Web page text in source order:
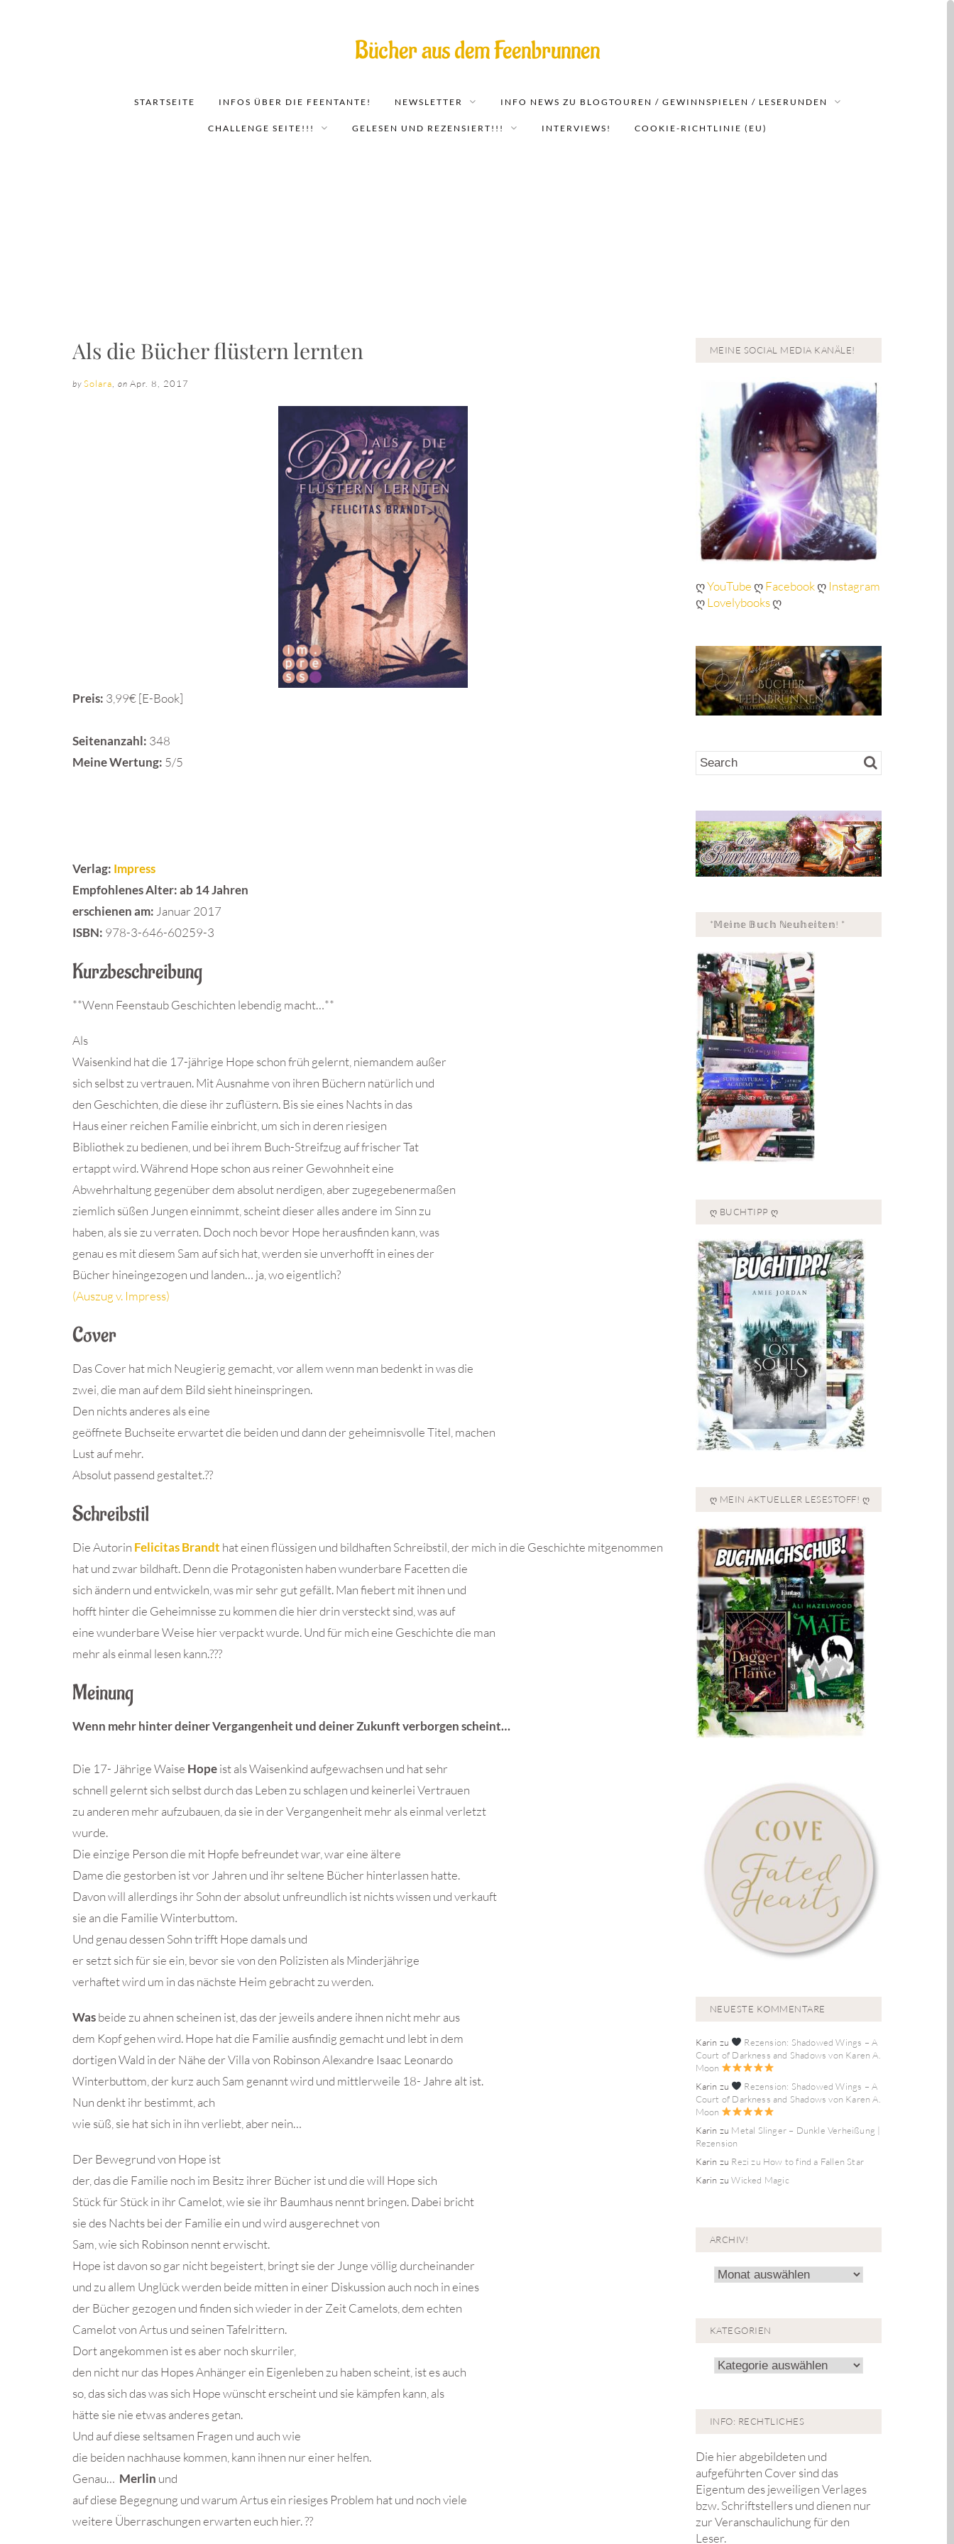
Bücher aus dem Feenbrunnen
STARTSEITE INFOS ÜBER DIE FEENTANTE! NEWSLETTER INFO NEWS ZU BLOGTOUREN / GEWINNSPIELEN / LESERUNDEN
CHALLENGE SEITE!!! GELESEN UND REZENSIERT!!! INTERVIEWS! COOKIE-RICHTLINIE (EU)
Als die Bücher flüstern lernten
by Solara on Apr. 8, 2017
Preis: 3,99€ [E-Book]
Seitenanzahl: 348
Meine Wertung: 5/5
Verlag: Impress
Empfohlenes Alter:ab 14 Jahren
erschienen am: Januar 2017
ISBN: 978-3-646-60259-3
Kurzbeschreibung
**Wenn Feenstaub Geschichten lebendig macht…**
Als
Waisenkind hat die 17-jährige Hope schon früh gelernt, niemandem außer
sich selbst zu vertrauen. Mit Ausnahme von ihren Büchern natürlich und
den Geschichten, die diese ihr zuflüstern. Bis sie eines Nachts in das
Haus einer reichen Familie einbricht, um sich in deren riesigen
Bibliothek zu bedienen, und bei ihrem Buch-Streifzug auf frischer Tat
ertappt wird. Während Hope schon aus reiner Gewohnheit eine
Abwehrhaltung gegenüber dem absolut nerdigen, aber zugegebenermaßen
ziemlich süßen Jungen einnimmt, scheint dieser alles andere im Sinn zu
haben, als sie zu verraten. Doch noch bevor Hope herausfinden kann, was
genau es mit diesem Sam auf sich hat, werden sie unverhofft in eines der
Bücher hineingezogen und landen… ja, wo eigentlich?
(Auszug v. Impress)
Cover
Das Cover hat mich Neugierig gemacht, vor allem wenn man bedenkt in was die
zwei, die man auf dem Bild sieht hineinspringen.
Den nichts anderes als eine
geöffnete Buchseite erwartet die beiden und dann der geheimnisvolle Titel, machen
Lust auf mehr.
Absolut passend gestaltet.??
Schreibstil
Die Autorin Felicitas Brandt hat einen flüssigen und bildhaften Schreibstil, der mich in die Geschichte mitgenommen
hat und zwar bildhaft. Denn die Protagonisten haben wunderbare Facetten die
sich ändern und entwickeln, was mir sehr gut gefällt. Man fiebert mit ihnen und
hofft hinter die Geheimnisse zu kommen die hier drin versteckt sind, was auf
eine wunderbare Weise hier verpackt wurde. Und für mich eine Geschichte die man
mehr als einmal lesen kann.???
Meinung
Wenn mehr hinter deiner Vergangenheit und deiner Zukunft verborgen scheint…
Die 17- Jährige Waise Hopeist als Waisenkind aufgewachsen und hat sehr
schnell gelernt sich selbst durch das Leben zu schlagen und keinerlei Vertrauen
zu anderen mehr aufzubauen, da sie in der Vergangenheit mehr als einmal verletzt
wurde.
Die einzige Person die mit Hopfe befreundet war, war eine ältere
Dame die gestorben ist vor Jahren und ihr seltene Bücher hinterlassen hatte.
Davon will allerdings ihr Sohn der absolut unfreundlich ist nichts wissen und verkauft
sie an die Familie Winterbuttom.
Und genau dessen Sohn trifft Hope damals und
er setzt sich für sie ein, bevor sie von den Polizisten als Minderjährige
verhaftet wird um in das nächste Heim gebracht zu werden.
Wasbeide zu ahnen scheinen ist, das der jeweils andere ihnen nicht mehr aus
dem Kopf gehen wird. Hope hat die Familie ausfindig gemacht und lebt in dem
dortigen Wald in der Nähe der Villa von Robinson Alexandre Isaac Leonardo
Winterbuttom, der kurz auch Sam genannt wird und mittlerweile 18- Jahre alt ist.
Nun denkt ihr bestimmt, ach
wie süß, sie hat sich in ihn verliebt, aber nein…
Der Bewegrund von Hope ist
der, das die Familie noch im Besitz ihrer Bücher ist und die will Hope sich
Stück für Stück in ihr Camelot, wie sie ihr Baumhaus nennt bringen. Dabei bricht
sie des Nachts bei der Familie ein und wird ausgerechnet von
Sam, wie sich Robinson nennt erwischt.
Hope ist davon so gar nicht begeistert, bringt sie der Junge völlig durcheinander
und zu allem Unglück werden beide mitten in einer Diskussion auch noch in eines
der Bücher gezogen und finden sich wieder in der Zeit Camelots, dem echten
Camelot von Artus und seinen Tafelrittern.
Dort angekommen ist es aber noch skurriler,
den nicht nur das Hopes Anhänger ein Eigenleben zu haben scheint, ist es auch
so, das sich das was sich Hope wünscht erscheint und sie kämpfen kann, als
hätte sie nie etwas anderes getan.
Und auf diese seltsamen Fragen und auch wie
die beiden nachhause kommen, kann ihnen nur einer helfen.
Genau… Merlin und
auf diese Begegnung und warum Artus ein riesiges Problem hat und noch viele
weitere Überraschungen erwarten euch hier. ??
MEINE SOCIAL MEDIA KANÄLE!
ღYouTubeღFacebookღ Instagram
ღLovelybooksღ
*𝕄𝕖𝕚𝕟𝕖 𝔹𝕦𝕔𝕙 ℕ𝕖𝕦𝕙𝕖𝕚𝕥𝕖𝕟! *
Ღ BUCHTIPP Ღ
Ღ MEIN AKTUELLER LESESTOFF! Ღ
NEUESTE KOMMENTARE
Karin zu
Rezension: Shadowed Wings – A
Court of Darkness and Shadows von Karen A.
Moon
Karin zu
Rezension: Shadowed Wings – A
Court of Darkness and Shadows von Karen A.
Moon
Karin zu Metal Slinger – Dunkle Verheißung |
Rezension
Karin zu Rezi zu How to find a Fallen Star
Karin zuWicked Magic
ARCHIV!
Archiv!
KATEGORIEN
Kategorien
INFO: RECHTLICHES
Die hier abgebildeten und
aufgeführten Cover sind das
Eigentum des jeweiligen Verlages
bzw. Schriftstellers und dienen nur
zur Veranschaulichung für den
Leser.